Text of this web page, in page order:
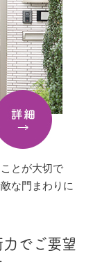
とが大切で
な門まわりに
でご要望